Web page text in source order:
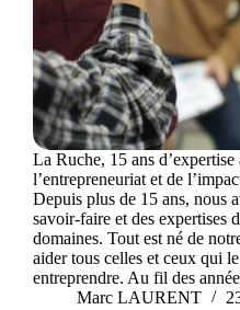
La Ruche, 15 ans d’expertise
l’entrepreneuriat et de
Depuis plus de 15 ans, nous
savoir-faire et des expertises
domaines. Tout est né de
aider tous celles et ceux qui
entreprendre. Au fil des
Marc LAURENT